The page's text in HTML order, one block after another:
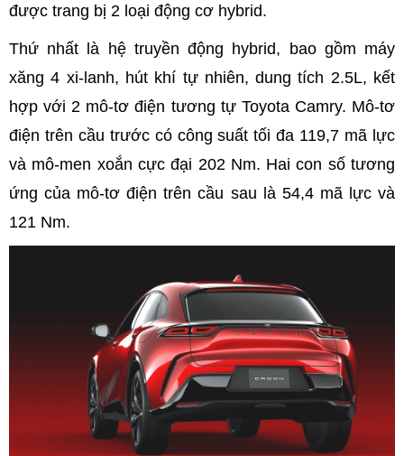
được trang bị 2 loại động cơ hybrid.
Thứ nhất là hệ truyền động hybrid, bao gồm máy
xăng 4 xi-lanh, hút khí tự nhiên, dung tích 2.5L, kết
hợp với 2 mô-tơ điện tương tự Toyota Camry. Mô-tơ
điện trên cầu trước có công suất tối đa 119,7 mã lực
và mô-men xoắn cực đại 202 Nm. Hai con số tương
ứng của mô-tơ điện trên cầu sau là 54,4 mã lực và
121 Nm.